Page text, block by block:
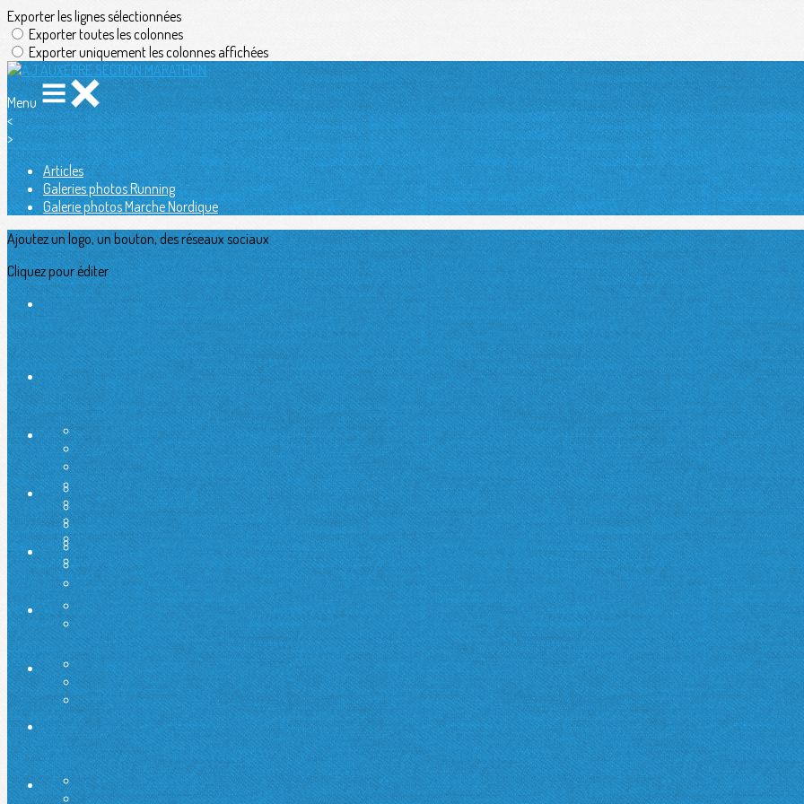
Exporter les lignes sélectionnées
Exporter toutes les colonnes
Exporter uniquement les colonnes affichées
Menu
<
>
Articles
Galeries photos Running
Galerie photos Marche Nordique
Ajoutez un logo, un bouton, des réseaux sociaux
Cliquez pour éditer